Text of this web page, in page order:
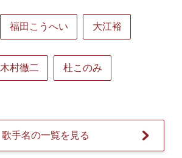
福田こうへい 大江裕
木村徹二 杜このみ
歌手名の一覧を見る